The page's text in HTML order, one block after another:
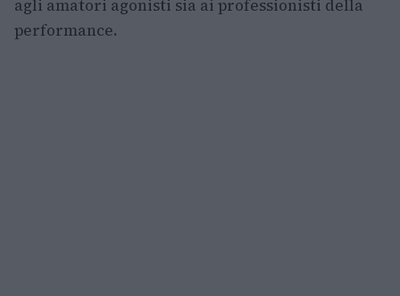
agli amatori agonisti sia ai professionisti della
performance.